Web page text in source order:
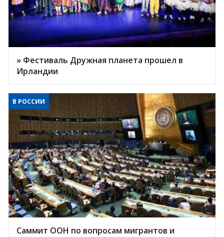
» Фестиваль Дружная планета прошел в
Ирландии
В РОССИИ
Саммит ООН по вопросам мигрантов и